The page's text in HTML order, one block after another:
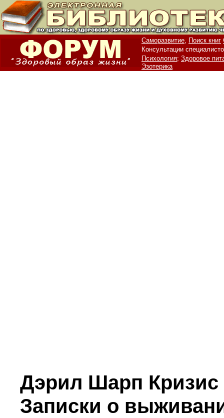
Саморазвитие, Поиск книг
Консультации
Психология; Здоровое
Эзотерика
Дэрил Шарп Кризис
Записки о